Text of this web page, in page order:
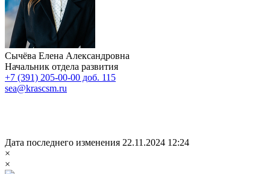
Сычёва Елена Александровна
Начальник отдела развития
+7 (391) 205-00-00 доб. 115
sea@krascsm.ru
Дата последнего изменения 22.11.2024 12:24
×
×